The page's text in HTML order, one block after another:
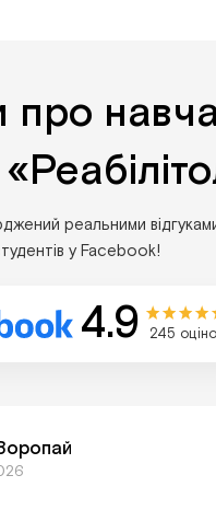
про
реальними
у Facebook!
4.9 245